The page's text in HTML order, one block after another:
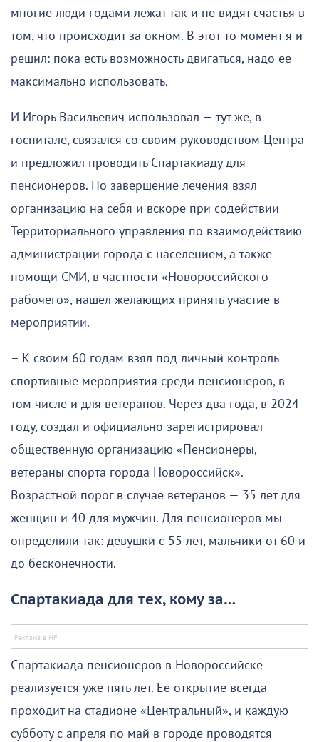
многие люди годами лежат так и не видят счастья в
том, что происходит за окном. В этот-то момент я и
решил: пока есть возможность двигаться, надо ее
максимально использовать.
И Игорь Васильевич использовал — тут же, в
госпитале, связался со своим руководством Центра
и предложил проводить Спартакиаду для
пенсионеров. По завершение лечения взял
организацию на себя и вскоре при содействии
Территориального управления по взаимодействию
администрации города с населением, а также
помощи СМИ, в частности «Новороссийского
рабочего», нашел желающих принять участие в
мероприятии.
– К своим 60 годам взял под личный контроль
спортивные мероприятия среди пенсионеров, в
том числе и для ветеранов. Через два года, в 2024
году, создал и официально зарегистрировал
общественную организацию «Пенсионеры,
ветераны спорта города Новороссийск».
Возрастной порог в случае ветеранов — 35 лет для
женщин и 40 для мужчин. Для пенсионеров мы
определили так: девушки с 55 лет, мальчики от 60 и
до бесконечности.
Спартакиада для тех, кому за…
Спартакиада пенсионеров в Новороссийске
реализуется уже пять лет. Ее открытие всегда
проходит на стадионе «Центральный», и каждую
субботу с апреля по май в городе проводятся